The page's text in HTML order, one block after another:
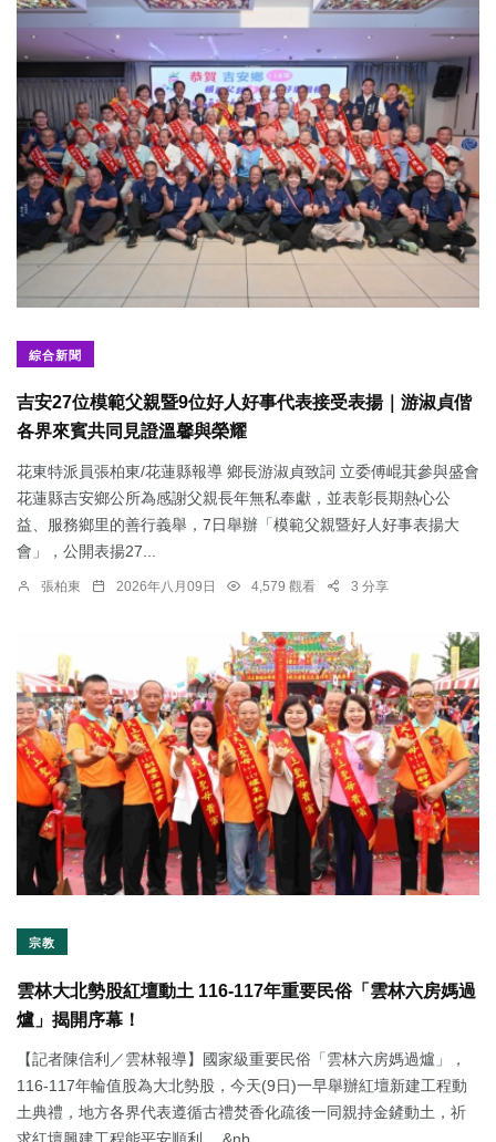
綜合新聞
吉安27位模範父親暨9位好人好事代表接受表揚｜游淑貞偕
各界來賓共同見證溫馨與榮耀
花東特派員張柏東/花蓮縣報導 鄉長游淑貞致詞 立委傅崐萁參與盛會
花蓮縣吉安鄉公所為感謝父親長年無私奉獻，並表彰長期熱心公
益、服務鄉里的善行義舉，7日舉辦「模範父親暨好人好事表揚大
會」，公開表揚27...
張柏東 2026年八月09日 4,579 觀看 3 分享
宗教
雲林大北勢股紅壇動土 116-117年重要民俗「雲林六房媽過
爐」揭開序幕！
【記者陳信利／雲林報導】國家級重要民俗「雲林六房媽過爐」，
116-117年輪值股為大北勢股，今天(9日)一早舉辦紅壇新建工程動
土典禮，地方各界代表遵循古禮焚香化疏後一同親持金鏟動土，祈